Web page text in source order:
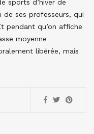
sports d’hiver de
de ses professeurs, qui
pendant qu’on affiche
moyenne
libérée, mais